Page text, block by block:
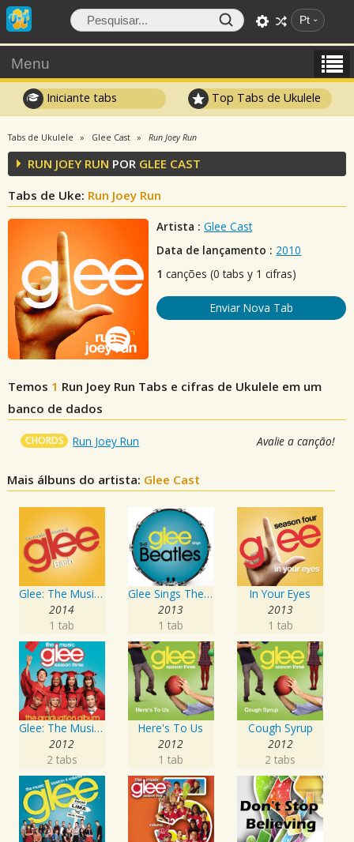
Pt
Menu
Iniciante tabs Top Tabs de Ukulele
Tabs de Ukulele Glee Cast Run Joey Run
RUN JOEY RUN POR GLEE CAST
Tabs de Uke: Run Joey Run
Artista : Glee Cast
Data de lançamento : 2010
1 canções (0 tabs y 1 cifras)
Enviar Nova Tab
Temos 1 Run Joey Run Tabs e cifras de Ukulele em um
banco de dados
CHORDS Run Joey Run Avalie a canção!
Mais álbuns do artista: Glee Cast
Glee: The Music, Bash
2014
1 tab
Glee Sings The Beatles
2013
1 tab
In Your Eyes
2013
1 tab
Glee: The Music, The Graduation Album
2012
2 tabs
Here's To Us
2012
1 tab
Cough Syrup
2012
2 tabs